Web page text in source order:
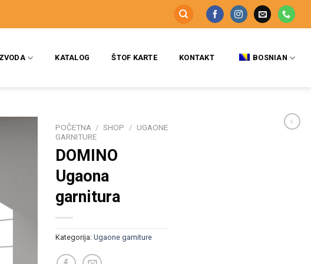
KATALOG ŠTOF KARTE KONTAKT BOSNIAN
POČETNA / SHOP / UGAONE
GARNITURE
DOMINO
Ugaona
garnitura
Kategorija:Ugaone garniture